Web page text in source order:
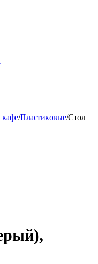
кафе/Пластиковые/Стол